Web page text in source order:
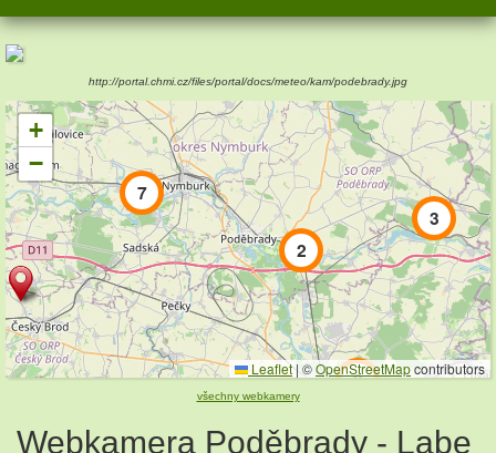
http://portal.chmi.cz/files/portal/docs/meteo/kam/podebrady.jpg
2
2
3
7
+
−
Leaflet | ©OpenStreetMapcontributors
všechny webkamery
Webkamera Poděbrady - Labe